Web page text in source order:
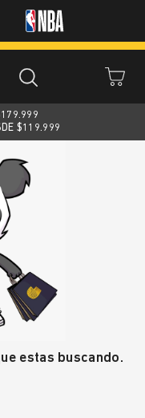
179.999
$119.999
estas buscando.